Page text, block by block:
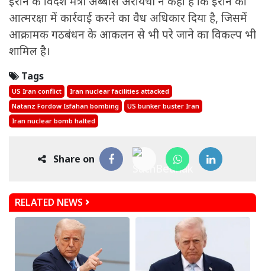
आत्मरक्षा में कार्रवाई करने का वैध अधिकार दिया है, जिसमें
आक्रामक गठबंधन के आकलन से भी परे जाने का विकल्प भी
शामिल है।
Tags
US Iran conflict
Iran nuclear facilities attacked
Natanz Fordow Isfahan bombing
US bunker buster Iran
Iran nuclear bomb halted
Share on
RELATED NEWS